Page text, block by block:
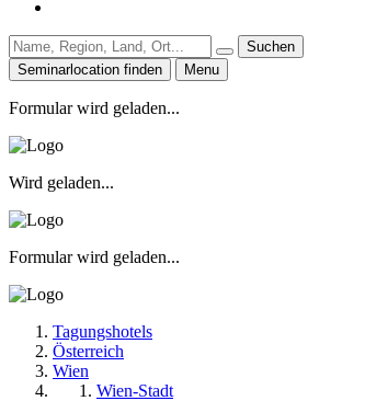
Suchen
Seminarlocation finden
Menu
Formular wird geladen...
Wird geladen...
Formular wird geladen...
Tagungshotels
Österreich
Wien
Wien-Stadt